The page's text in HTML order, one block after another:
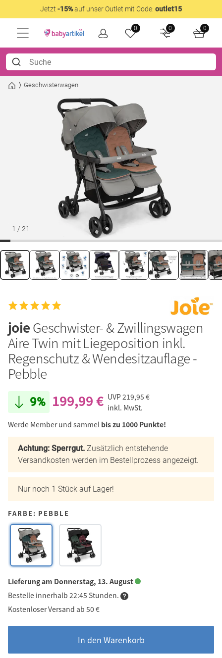
Jetzt -15%auf unser Outlet mit Code: outlet15
0 0 0
Geschwisterwagen
1 / 21
joieGeschwister- & Zwillingswagen
Aire Twin mit Liegeposition inkl.
Regenschutz & Wendesitzauflage -
Pebble
9% 199,99 € UVP219,95 €
inkl. MwSt.
Werde Member und sammel bis zu 1000 Punkte!
Achtung: Sperrgut. Zusätzlich entstehende
Versandkosten werden im Bestellprozess angezeigt.
Nur noch 1 Stück auf Lager!
FARBE: PEBBLE
Lieferung am Donnerstag, 13. August
Bestelle innerhalb 22:45 Stunden.
Kostenloser Versand ab 50 €
In den Warenkorb